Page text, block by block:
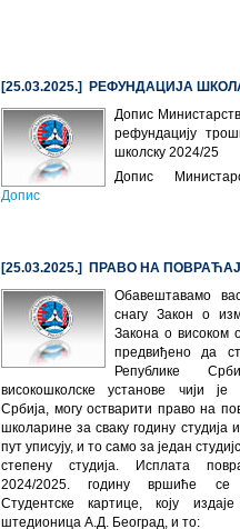
[25.03.2025.] РЕФУНДАЦИЈА
Допис
рефундацију
школску 2024/25
Допис
Допис
[25.03.2025.] ПРАВО НА
Обавештавамо
снагу Закон о
Закона о високом
предвиђено да
Републике
високошколске установе чији је
Србија, могу остварити право на
школарине за сваку годину студија
пут уписују, и то само за један
степену студија. Исплата
2024/2025. годину вршиће се
Студентске картице, коју
штедионица А.Д. Београд, и то: